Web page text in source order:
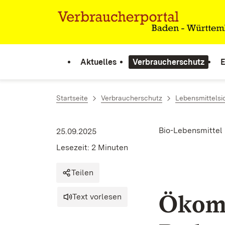
Zum Inhalt springen
Aktuelles Verbraucherschutz
Startseite Verbraucherschutz
Bio-Lebensmittel
25.09.2025
Lesezeit: 2 Minuten
Teilen
Text vorlesen